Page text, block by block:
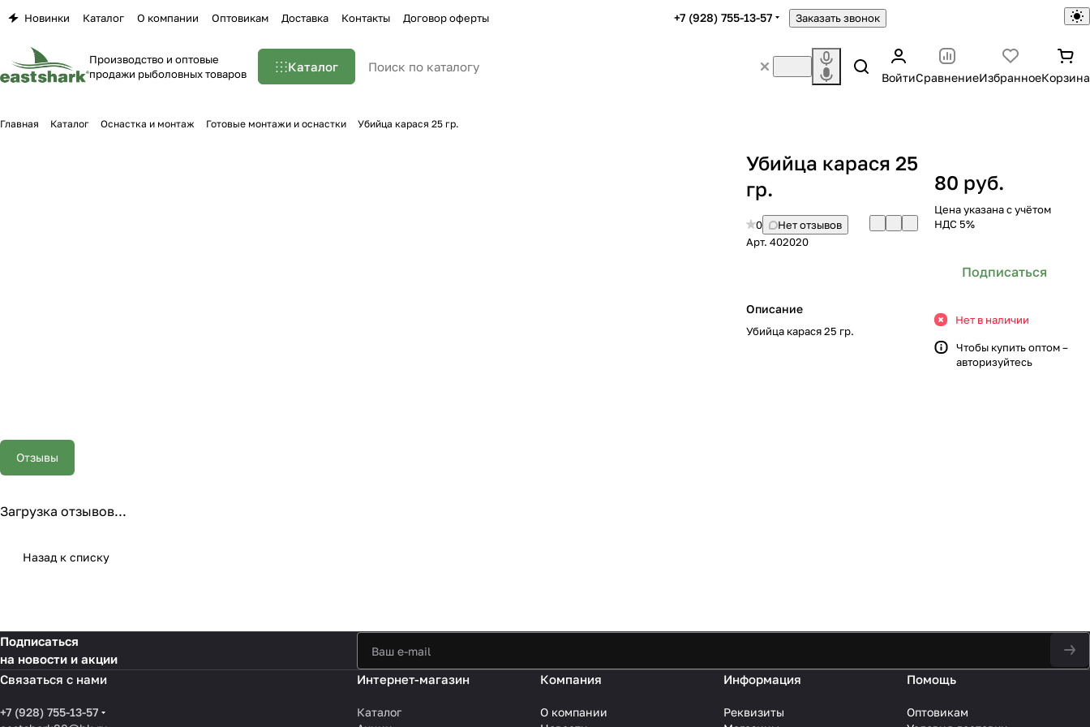
Новинки Каталог О компании Оптовикам Доставка Контакты Договор оферты +7 (928) 755-13-57 Заказать звонок
Производство и оптовые
продажи рыболовных товаров
Каталог
ВойтиСравнениеИзбранноеКорзина
Главная Каталог Оснастка и монтаж Готовые монтажи и оснастки Убийца карася 25 гр.
Убийца карася 25
гр.
0
Нет отзывов
Арт. 402020
Описание
Убийца карася 25 гр.
80 руб.
Цена указана с учётом
НДС 5%
Подписаться
Нет в наличии
Чтобы купить оптом –
авторизуйтесь
Отзывы
Загрузка отзывов...
Назад к списку
Подписаться
на новости и акции
Связаться с нами
+7 (928) 755-13-57
Интернет-магазин
Каталог
Компания
О компании
Информация
Реквизиты
Помощь
Оптовикам